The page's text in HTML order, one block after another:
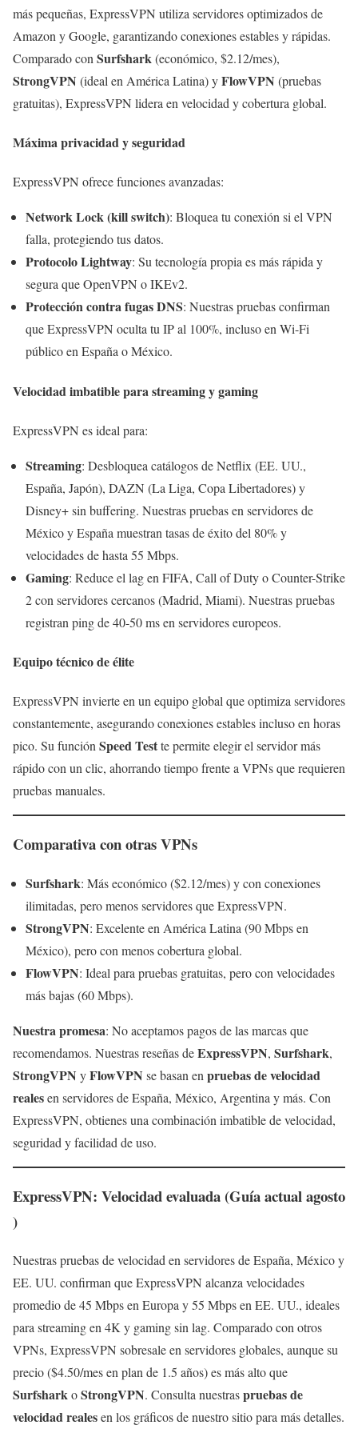
más pequeñas, ExpressVPN utiliza servidores optimizados de
Amazon y Google, garantizando conexiones estables y rápidas.
Comparado con Surfshark(económico, $2.12/mes),
StrongVPN (ideal en América Latina) yFlowVPN (pruebas
gratuitas), ExpressVPN lidera en velocidad y cobertura global.
Máxima privacidad y seguridad
ExpressVPN ofrece funciones avanzadas:
Network Lock (kill switch): Bloquea tu conexión si el VPN
falla, protegiendo tus datos.
Protocolo Lightway: Su tecnología propia es más rápida y
segura que OpenVPN o IKEv2.
Protección contra fugas DNS: Nuestras pruebas confirman
que ExpressVPN oculta tu IP al 100%, incluso en Wi-Fi
público en España o México.
Velocidad imbatible para streaming y gaming
ExpressVPN es ideal para:
Streaming: Desbloquea catálogos de Netflix (EE. UU.,
España, Japón), DAZN (La Liga, Copa Libertadores) y
Disney+ sin buffering. Nuestras pruebas en servidores de
México y España muestran tasas de éxito del 80% y
velocidades de hasta 55 Mbps.
Gaming: Reduce el lag en FIFA, Call of Duty o Counter-Strike
2 con servidores cercanos (Madrid, Miami). Nuestras pruebas
registran ping de 40-50 ms en servidores europeos.
Equipo técnico de élite
ExpressVPN invierte en un equipo global que optimiza servidores
constantemente, asegurando conexiones estables incluso en horas
pico. Su funciónSpeed Testte permite elegir el servidor más
rápido con un clic, ahorrando tiempo frente a VPNs que requieren
pruebas manuales.
Comparativa con otras VPNs
Surfshark: Más económico ($2.12/mes) y con conexiones
ilimitadas, pero menos servidores que ExpressVPN.
StrongVPN: Excelente en América Latina (90 Mbps en
México), pero con menos cobertura global.
FlowVPN: Ideal para pruebas gratuitas, pero con velocidades
más bajas (60 Mbps).
Nuestra promesa: No aceptamos pagos de las marcas que
recomendamos. Nuestras reseñas deExpressVPN, Surfshark,
StrongVPN yFlowVPN se basan en pruebas de velocidad
realesen servidores de España, México, Argentina y más. Con
ExpressVPN, obtienes una combinación imbatible de velocidad,
seguridad y facilidad de uso.
ExpressVPN: Velocidad evaluada (Guía actual agosto
)
Nuestras pruebas de velocidad en servidores de España, México y
EE. UU. confirman que ExpressVPN alcanza velocidades
promedio de 45 Mbps en Europa y 55 Mbps en EE. UU., ideales
para streaming en 4K y gaming sin lag. Comparado con otros
VPNs, ExpressVPN sobresale en servidores globales, aunque su
precio ($4.50/mes en plan de 1.5 años) es más alto que
SurfsharkoStrongVPN. Consulta nuestraspruebas de
velocidad realesen los gráficos de nuestro sitio para más detalles.